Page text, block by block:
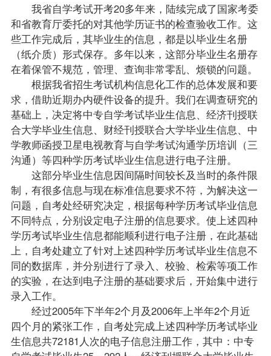
我省自学考试开考20多年来，陆续完成了国家考委
和省教育厅委托的对其他学历证书的检查验收工作。这
些工作完成后，其毕业生的信息，都是以毕业生名册
（纸介质）形式保存。多年以来，这部分毕业生名册存
在着保管不规范，管理、查询非常零乱、烦锁的问题。
根据我省招生考试机构信息化工作的总体发展和要
求，借助近期办内硬件设备的提升。我们在调查研究的
基础上，决定将中专自学考试毕业生信息、经济刊授联
合大学毕业生信息、财经刊授联合大学毕业生信息、中
学教师函授卫星电视教育与自学考试沟通学历培训（三
沟通）等四种学历考试毕业生信息进行电子注册。
这部分毕业生信息因间隔时间较长及当时的条件限
制，有很多信息与现在标准信息要求不符，为解决这一
问题，自考处经研究决定，根据每种学历考试毕业信息
不同特点，分别设定电子注册的信息要求。使上述四种
学历考试毕业生信息都能顺利进行电子注册，在此基础
上，自考处建立了针对上述四种学历考试毕业生信息不
同的数据库，并分别进行了录入、校验、检索等项工作
的实验，在达到电子注册的基础要求后，开始集中进行
录入工作。
经过2005年下半年2个月及2006年上半年2个月近
四个月的紧张工作，自考处完成上述四种学历考试毕业
生信息共72181人次的电子信息注册工作，其中：中专